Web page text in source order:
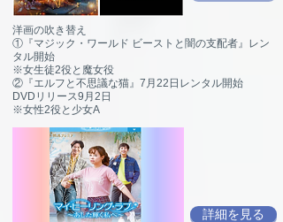
洋画の吹き替え
①『マジック・ワールド ビーストと闇の支配者』レン
タル開始
※女生徒2役と魔女役
②『エルフと不思議な猫』7月22日レンタル開始
DVDリリース9月2日
※女性2役と少女A
詳細を見る